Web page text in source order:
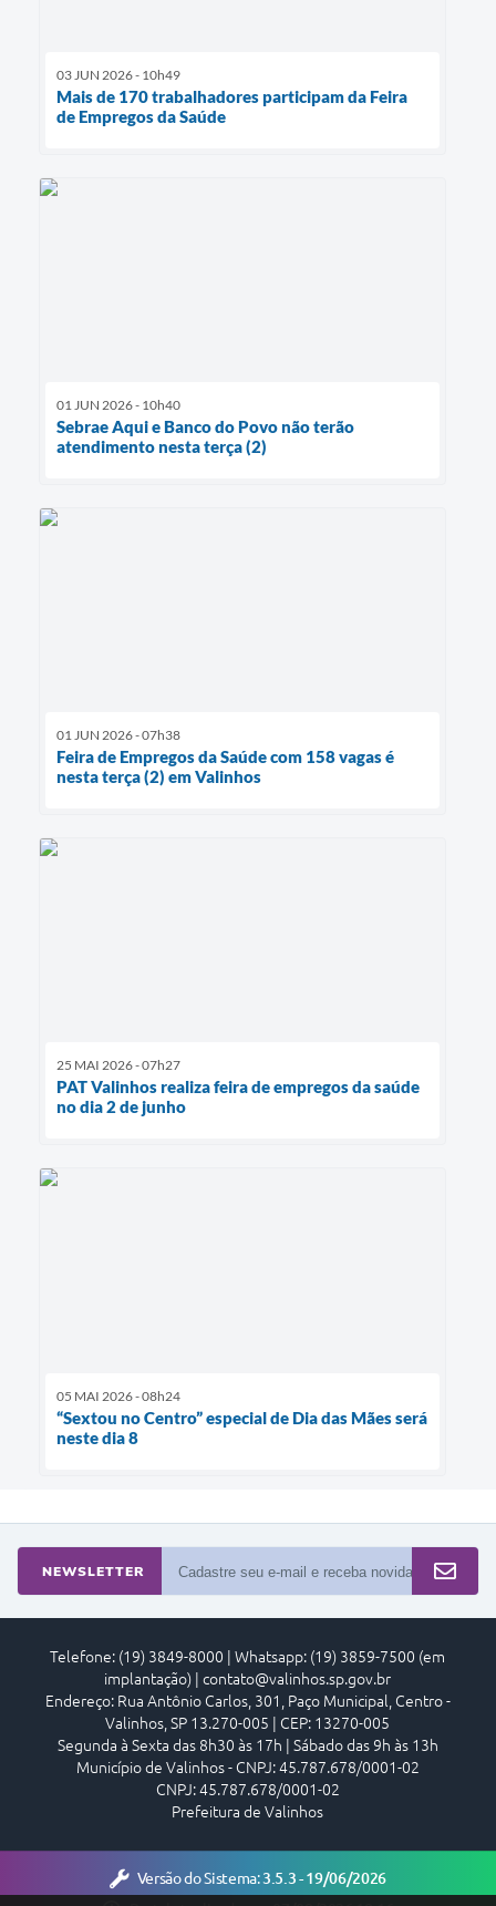
03 JUN 2026 - 10h49
Mais de 170 trabalhadores participam da Feira
de Empregos da Saúde
01 JUN 2026 - 10h40
Sebrae Aqui e Banco do Povo não terão
atendimento nesta terça (2)
01 JUN 2026 - 07h38
Feira de Empregos da Saúde com 158 vagas é
nesta terça (2) em Valinhos
25 MAI 2026 - 07h27
PAT Valinhos realiza feira de empregos da saúde
no dia 2 de junho
05 MAI 2026 - 08h24
“Sextou no Centro” especial de Dia das Mães será
neste dia 8
NEWSLETTER
Telefone: (19) 3849-8000 | Whatsapp: (19) 3859-7500 (em
implantação) | contato@valinhos.sp.gov.br
Endereço: Rua Antônio Carlos, 301, Paço Municipal, Centro -
Valinhos, SP 13.270-005 | CEP: 13270-005
Segunda à Sexta das 8h30 às 17h | Sábado das 9h às 13h
Município de Valinhos - CNPJ: 45.787.678/0001-02
CNPJ: 45.787.678/0001-02
Prefeitura de Valinhos
Versão do Sistema:3.5.3 - 19/06/2026